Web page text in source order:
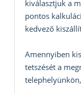
kiválasztjuk a
pontos
kedvező
Amennyiben
tetszését a